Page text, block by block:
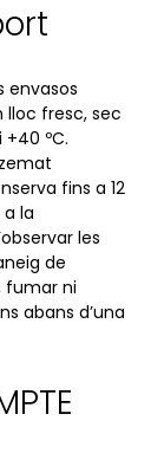
envasos
fresc, sec
ºC.
fins a 12
la
les
de
fumar ni
abans d’una